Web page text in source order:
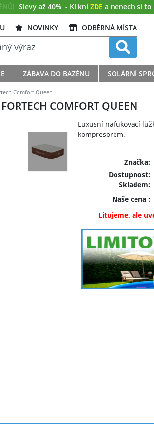
Slevy až 40% - Klikni ZDE a nenech si to
NOVINKY ODBĚRNÁ MÍSTA
ZÁBAVA DO BAZÉNU SOLÁRNÍ
Comfort Queen
COMFORT QUEEN
Luxusní nafukovací
kompresorem.
Značka:
Dostupnost:
Skladem:
Naše cena:
Litujeme, ale